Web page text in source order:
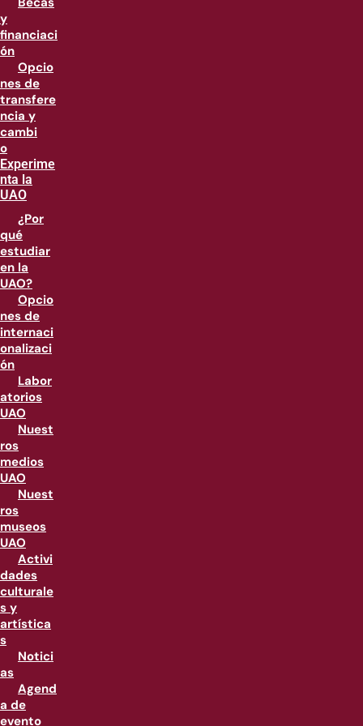
y
financiaci
ón
Opcio
nes de
transfere
ncia y
cambi
o
Experime
nta la
UAO
¿Por
qué
estudiar
en la
UAO?
Opcio
nes de
internaci
onalizaci
ón
Labor
atorios
UAO
Nuest
ros
medios
UAO
Nuest
ros
museos
UAO
Activi
dades
culturale
s y
artística
s
Notici
as
Agend
a de
evento